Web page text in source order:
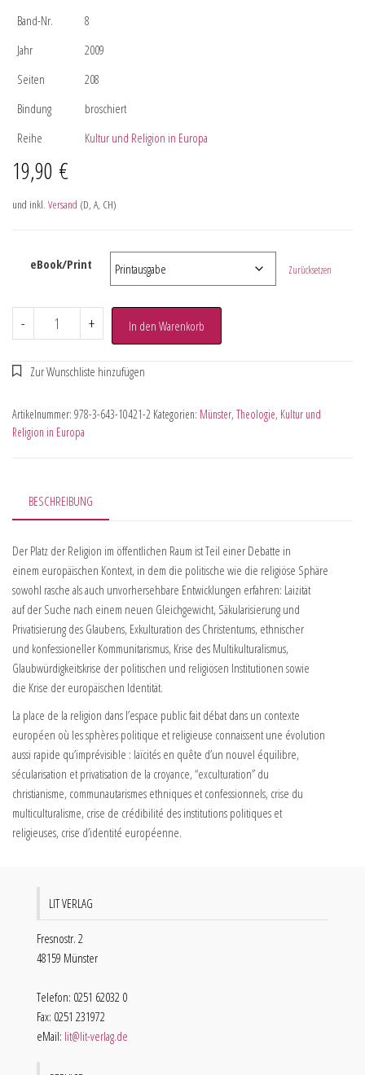
Band-Nr.
8
Jahr
2009
Seiten
208
Bindung
broschiert
Reihe
Kultur und Religion in Europa
19,90 €
und inkl. Versand (D, A, CH)
eBook/Print Zurücksetzen
- + In den Warenkorb
Artikelnummer: 978-3-643-10421-2 Kategorien: Münster, Theologie, Kultur und
Religion in Europa
BESCHREIBUNG
Der Platz der Religion im öffentlichen Raum ist Teil einer Debatte in
einem europäischen Kontext, in dem die politische wie die religiöse Sphäre
sowohl rasche als auch unvorhersehbare Entwicklungen erfahren: Laizität
auf der Suche nach einem neuen Gleichgewicht, Säkularisierung und
Privatisierung des Glaubens, Exkulturation des Christentums, ethnischer
und konfessioneller Kommunitarismus, Krise des Multikulturalismus,
Glaubwürdigkeitskrise der politischen und religiösen Institutionen sowie
die Krise der europäischen Identität.
La place de la religion dans l’espace public fait débat dans un contexte
européen où les sphères politique et religieuse connaissent une évolution
aussi rapide qu’imprévisible : laïcités en quête d’un nouvel équilibre,
sécularisation et privatisation de la croyance, “exculturation” du
christianisme, communautarismes ethniques et confessionnels, crise du
multiculturalisme, crise de crédibilité des institutions politiques et
religieuses, crise d’identité européenne.
LIT VERLAG
Fresnostr. 2
48159 Münster
Telefon: 0251 62032 0
Fax: 0251 231972
eMail: lit@lit-verlag.de